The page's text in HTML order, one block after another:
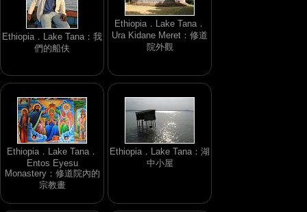
Ethiopia．Lake Tana：我
們的船伕
Ethiopia．Lake Tana．
Ura Kidane Meret：修道
院外觀
Ethiopia．Lake Tana．
Entos Eyesu
Monastery：修道院內的
宗教畫
Ethiopia．Lake Tana：湖
中小屋